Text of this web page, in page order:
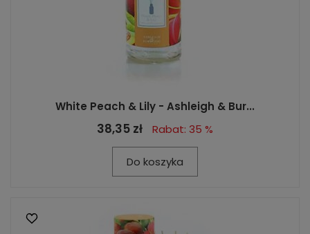
White Peach & Lily - Ashleigh & Bur...
38,35 zł Rabat: 35 %
Do koszyka